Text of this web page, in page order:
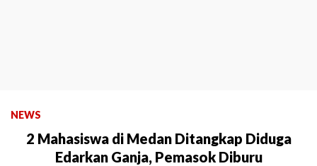
NEWS
2 Mahasiswa di Medan Ditangkap Diduga
Edarkan Ganja, Pemasok Diburu